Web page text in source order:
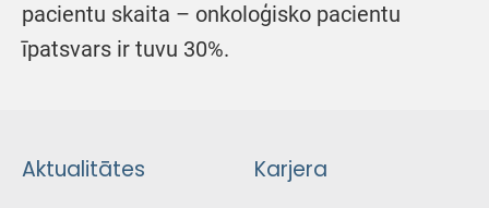
pacientu skaita – onkoloģisko pacientu
īpatsvars ir tuvu 30%.
Aktualitātes Karjera